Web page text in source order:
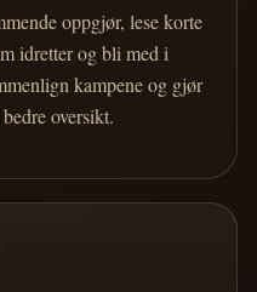
oppgjør, lese korte
idretter og bli med i
kampene og gjør
oversikt.